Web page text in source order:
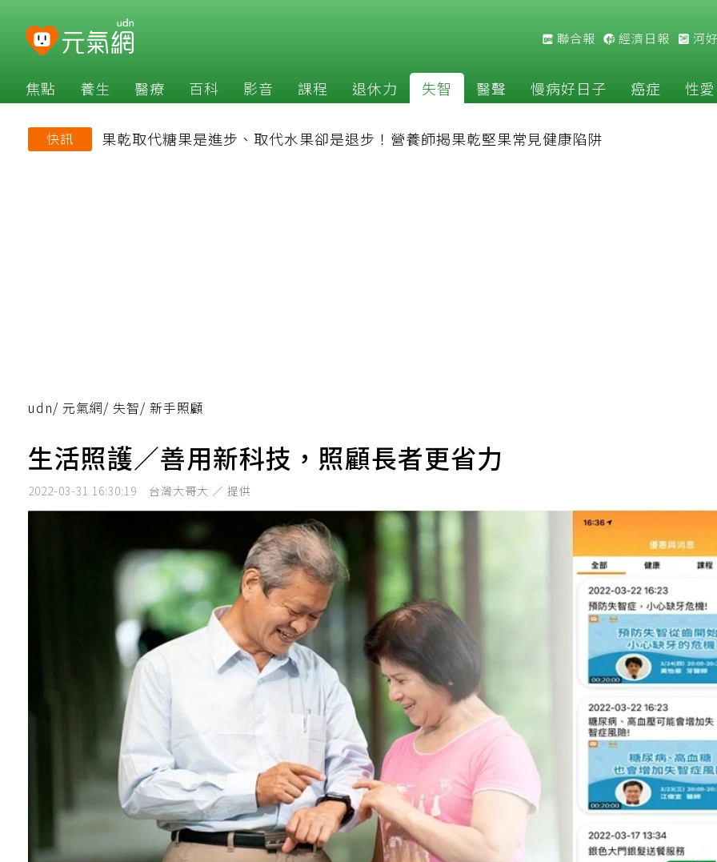
聯合報 經濟日報 河
焦點 養生 醫療 百科 影音 課程 退休力 失智 醫聲 慢病好日子 癌症 性愛
快訊 果乾取代糖果是進步、取代水果卻是退步！營養師揭果乾堅果常見健康陷阱
udn/ 元氣網/ 失智/ 新手照顧
生活照護／善用新科技，照顧長者更省力
2022-03-31 16:30:19 台灣大哥大 ／ 提供